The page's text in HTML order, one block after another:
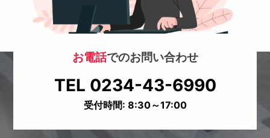
お電話でのお問い合わせ
TEL 0234-43-6990
受付時間: 8:30～17:00